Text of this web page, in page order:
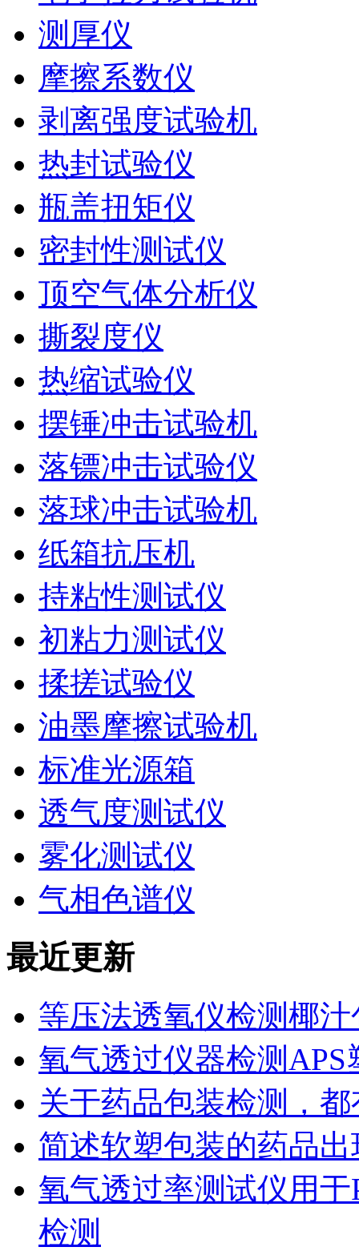
测厚仪
摩擦系数仪
剥离强度试验机
热封试验仪
瓶盖扭矩仪
密封性测试仪
顶空气体分析仪
撕裂度仪
热缩试验仪
摆锤冲击试验机
落镖冲击试验仪
落球冲击试验机
纸箱抗压机
持粘性测试仪
初粘力测试仪
揉搓试验仪
油墨摩擦试验机
标准光源箱
透气度测试仪
雾化测试仪
气相色谱仪
最近更新
等压法透氧仪检测椰
氧气透过仪器检测
关于药品包装检测，
简述软塑包装的药品
氧气透过率测试仪用
检测